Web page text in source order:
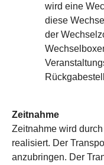
wird eine
diese
der
Zeitnahme
Zeitnahme wird
realisiert. Der
anzubringen. Der